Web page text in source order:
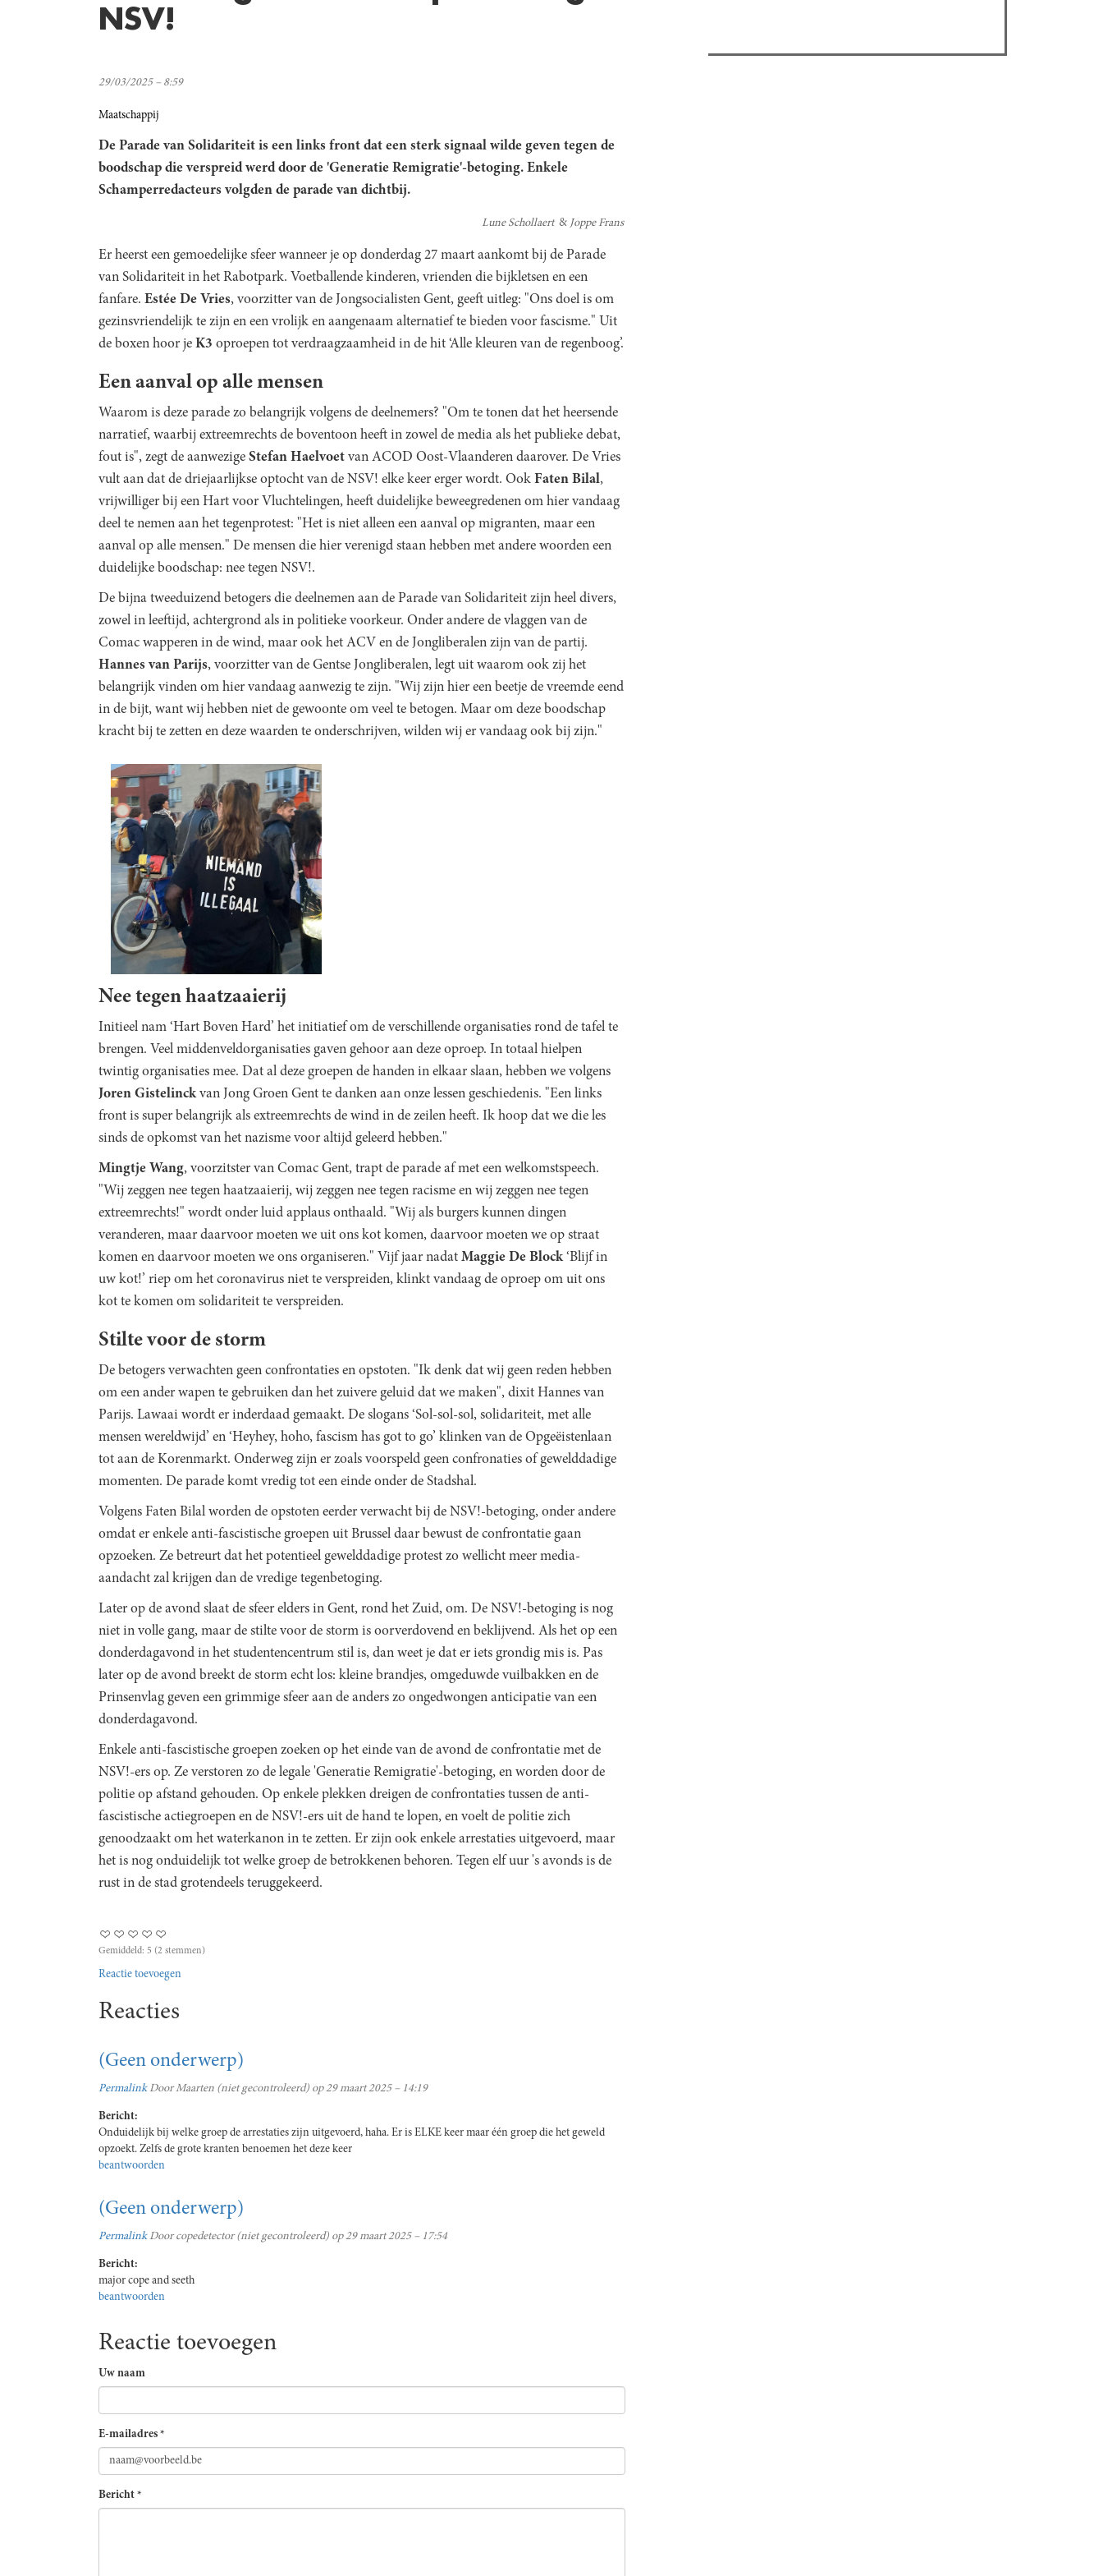
NSV!
29/03/2025 – 8:59
Maatschappij
De Parade van Solidariteit is een links front dat een sterk signaal wilde geven tegen de
boodschap die verspreid werd door de 'Generatie Remigratie'-betoging. Enkele
Schamperredacteurs volgden de parade van dichtbij.
Lune Schollaert Joppe Frans
Er heerst een gemoedelijke sfeer wanneer je op donderdag 27 maart aankomt bij de Parade
van Solidariteit in het Rabotpark. Voetballende kinderen, vrienden die bijkletsen en een
fanfare. Estée De Vries, voorzitter van de Jongsocialisten Gent, geeft uitleg: "Ons doel is om
gezinsvriendelijk te zijn en een vrolijk en aangenaam alternatief te bieden voor fascisme." Uit
de boxen hoor je K3 oproepen tot verdraagzaamheid in de hit ‘Alle kleuren van de regenboog’.
Een aanval op alle mensen
Waarom is deze parade zo belangrijk volgens de deelnemers? "Om te tonen dat het heersende
narratief, waarbij extreemrechts de boventoon heeft in zowel de media als het publieke debat,
fout is", zegt de aanwezige Stefan Haelvoet van ACOD Oost-Vlaanderen daarover. De Vries
vult aan dat de driejaarlijkse optocht van de NSV! elke keer erger wordt. Ook Faten Bilal,
vrijwilliger bij een Hart voor Vluchtelingen, heeft duidelijke beweegredenen om hier vandaag
deel te nemen aan het tegenprotest: "Het is niet alleen een aanval op migranten, maar een
aanval op alle mensen." De mensen die hier verenigd staan hebben met andere woorden een
duidelijke boodschap: nee tegen NSV!.
De bijna tweeduizend betogers die deelnemen aan de Parade van Solidariteit zijn heel divers,
zowel in leeftijd, achtergrond als in politieke voorkeur. Onder andere de vlaggen van de
Comac wapperen in de wind, maar ook het ACV en de Jongliberalen zijn van de partij.
Hannes van Parijs, voorzitter van de Gentse Jongliberalen, legt uit waarom ook zij het
belangrijk vinden om hier vandaag aanwezig te zijn. "Wij zijn hier een beetje de vreemde eend
in de bijt, want wij hebben niet de gewoonte om veel te betogen. Maar om deze boodschap
kracht bij te zetten en deze waarden te onderschrijven, wilden wij er vandaag ook bij zijn."
Nee tegen haatzaaierij
Initieel nam ‘Hart Boven Hard’ het initiatief om de verschillende organisaties rond de tafel te
brengen. Veel middenveldorganisaties gaven gehoor aan deze oproep. In totaal hielpen
twintig organisaties mee. Dat al deze groepen de handen in elkaar slaan, hebben we volgens
Joren Gistelinckvan Jong Groen Gent te danken aan onze lessen geschiedenis. "Een links
front is super belangrijk als extreemrechts de wind in de zeilen heeft. Ik hoop dat we die les
sinds de opkomst van het nazisme voor altijd geleerd hebben."
Mingtje Wang, voorzitster van Comac Gent, trapt de parade af met een welkomstspeech.
"Wij zeggen nee tegen haatzaaierij, wij zeggen nee tegen racisme en wij zeggen nee tegen
extreemrechts!" wordt onder luid applaus onthaald. "Wij als burgers kunnen dingen
veranderen, maar daarvoor moeten we uit ons kot komen, daarvoor moeten we op straat
komen en daarvoor moeten we ons organiseren." Vijf jaar nadat Maggie De Block‘Blijf in
uw kot!’ riep om het coronavirus niet te verspreiden, klinkt vandaag de oproep om uit ons
kot te komen om solidariteit te verspreiden.
Stilte voor de storm
De betogers verwachten geen confrontaties en opstoten. "Ik denk dat wij geen reden hebben
om een ander wapen te gebruiken dan het zuivere geluid dat we maken", dixit Hannes van
Parijs. Lawaai wordt er inderdaad gemaakt. De slogans ‘Sol-sol-sol, solidariteit, met alle
mensen wereldwijd’ en ‘Heyhey, hoho, fascism has got to go’ klinken van de Opgeëistenlaan
tot aan de Korenmarkt. Onderweg zijn er zoals voorspeld geen confronaties of gewelddadige
momenten. De parade komt vredig tot een einde onder de Stadshal.
Volgens Faten Bilal worden de opstoten eerder verwacht bij de NSV!-betoging, onder andere
omdat er enkele anti-fascistische groepen uit Brussel daar bewust de confrontatie gaan
opzoeken. Ze betreurt dat het potentieel gewelddadige protest zo wellicht meer media-
aandacht zal krijgen dan de vredige tegenbetoging.
Later op de avond slaat de sfeer elders in Gent, rond het Zuid, om. De NSV!-betoging is nog
niet in volle gang, maar de stilte voor de storm is oorverdovend en beklijvend. Als het op een
donderdagavond in het studentencentrum stil is, dan weet je dat er iets grondig mis is. Pas
later op de avond breekt de storm echt los: kleine brandjes, omgeduwde vuilbakken en de
Prinsenvlag geven een grimmige sfeer aan de anders zo ongedwongen anticipatie van een
donderdagavond.
Enkele anti-fascistische groepen zoeken op het einde van de avond de confrontatie met de
NSV!-ers op. Ze verstoren zo de legale 'Generatie Remigratie'-betoging, en worden door de
politie op afstand gehouden. Op enkele plekken dreigen de confrontaties tussen de anti-
fascistische actiegroepen en de NSV!-ers uit de hand te lopen, en voelt de politie zich
genoodzaakt om het waterkanon in te zetten. Er zijn ook enkele arrestaties uitgevoerd, maar
het is nog onduidelijk tot welke groep de betrokkenen behoren. Tegen elf uur 's avonds is de
rust in de stad grotendeels teruggekeerd.
Gemiddeld: 5 (2 stemmen)
Reactie toevoegen
Reacties
(Geen onderwerp)
PermalinkDoorMaarten (niet gecontroleerd) op 29 maart 2025 – 14:19
Bericht:
Onduidelijk bij welke groep de arrestaties zijn uitgevoerd, haha. Er is ELKE keer maar één groep die het geweld
opzoekt. Zelfs de grote kranten benoemen het deze keer
beantwoorden
(Geen onderwerp)
PermalinkDoorcopedetector (niet gecontroleerd) op 29 maart 2025 – 17:54
Bericht:
major cope and seeth
beantwoorden
Reactie toevoegen
Uw naam
E-mailadres *
Bericht *